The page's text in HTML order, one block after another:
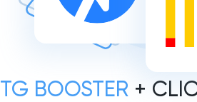
TG BOOSTER +